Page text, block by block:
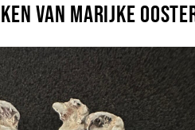
van Marijke